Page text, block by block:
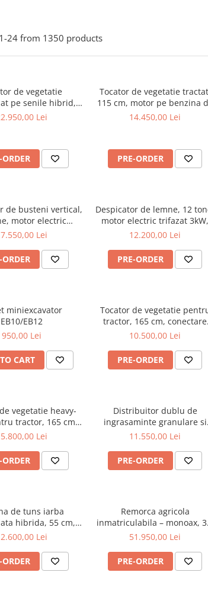
1-24 from 1350 products
de vegetatie
pe senile hibrid,
120 cm, motor
Lei
ORDER
Tocator de vegetatie
115 cm, motor pe benzina
15 CP, Jansen AT-120
14.450,00 Lei
PRE-ORDER
de busteni vertical,
motor electric
priza tractor PTO
Lei
ORDER
Despicator de lemne, 12
motor electric trifazat 3kW,
Ceccato Olindo SPLE12T
12.200,00 Lei
PRE-ORDER
miniexcavator
EB10/EB12
950,00 Lei
CART
Tocator de vegetatie
tractor, 165 cm, conectare
cardan tractor, MKD165
10.500,00 Lei
PRE-ORDER
vegetatie heavy-
tractor, 165 cm,
cardan tractor,
Lei
ORDER
Distribuitor dublu de
ingrasaminte granulare si
material antiderapant, sistem
tractor, 2L1500H
11.550,00 Lei
PRE-ORDER
de tuns iarba
hibrida, 55 cm,
9 cp - RSC55
Lei
ORDER
Remorca agricola
inmatriculabila – monoax,
tone, basculabilă pe 3 părți,
51.950,00 Lei
PRE-ORDER